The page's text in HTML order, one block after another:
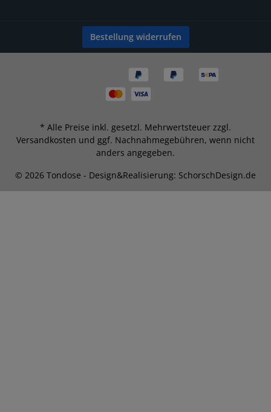
Bestellung widerrufen
© 2026 Tondose - Design&Realisierung: SchorschDesign.de
* Alle Preise inkl. gesetzl. Mehrwertsteuer zzgl.
Versandkosten und ggf. Nachnahmegebühren, wenn nicht
anders angegeben.